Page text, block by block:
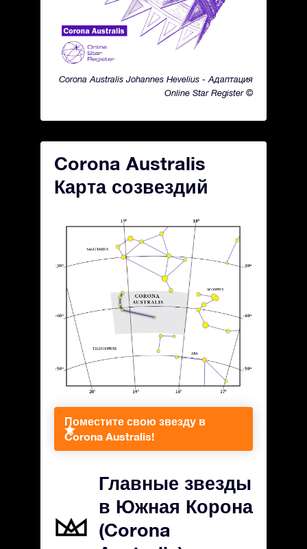
Corona Australis Johannes Hevelius - Адаптация
Online Star Register ©
Corona Australis
Карта созвездий
Поместите свою звезду в
Corona Australis!
Главные звезды
в Южная Корона
(Corona